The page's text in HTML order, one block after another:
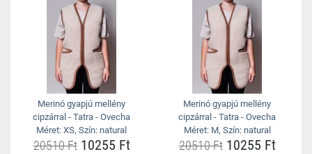
Merinó gyapjú mellény
cipzárral - Tatra - Ovecha
Méret: XS, Szín: natural
20510 Ft10255 Ft
Merinó gyapjú mellény
cipzárral - Tatra - Ovecha
Méret: M, Szín: natural
20510 Ft10255 Ft